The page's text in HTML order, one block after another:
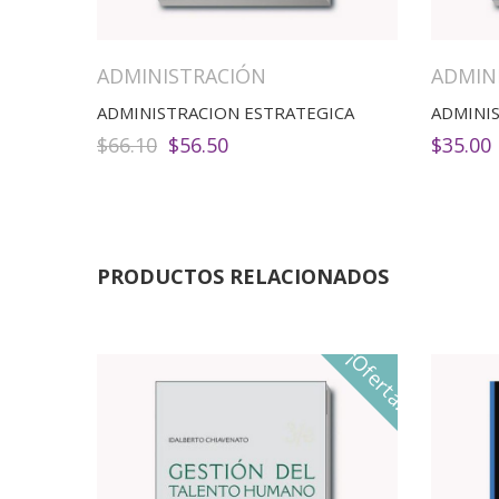
ADMINISTRACIÓN
ADMINISTRACION ESTRATEGICA
$66.10 El
$56.50El $35.00
PRODUCTOS RELACIONADOS
¡Oferta!